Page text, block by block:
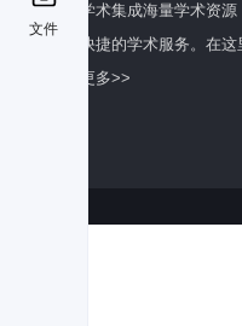
文件
百度学术集成海量学术资
全面快捷的学术服务。在
了解更多>>